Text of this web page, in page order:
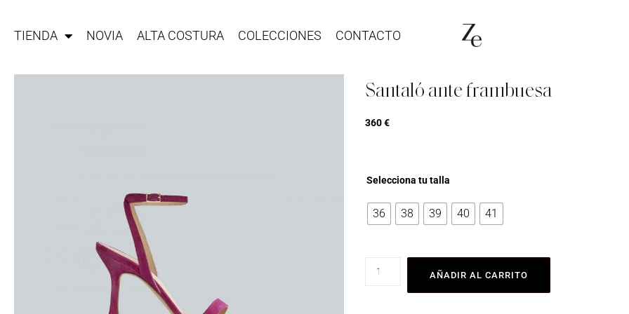
TIENDA NOVIA ALTA COSTURA COLECCIONES CONTACTO
Santaló ante frambuesa
360€
Selecciona tu talla
36 38 39 40 41
AÑADIR AL CARRITO